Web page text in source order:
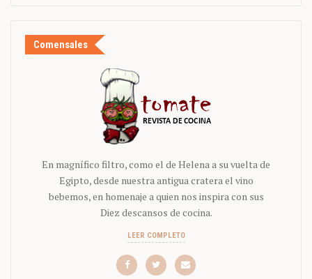
Comensales
En magnífico filtro, como el de Helena a su vuelta de
Egipto, desde nuestra antigua cratera el vino
bebemos, en homenaje a quien nos inspira con sus
Diez descansos de cocina.
LEER COMPLETO